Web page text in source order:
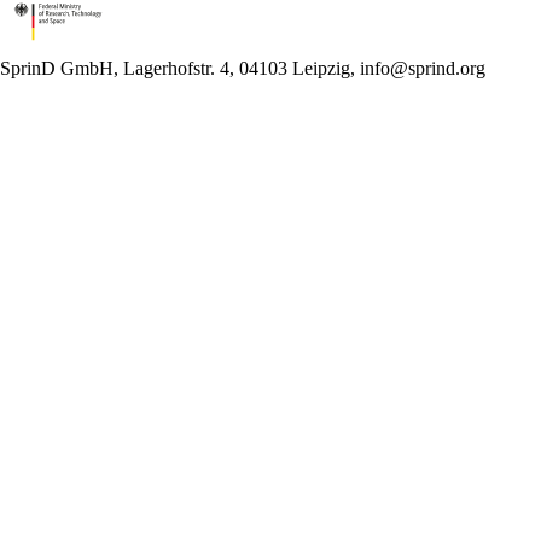
SprinD GmbH, Lagerhofstr. 4, 04103 Leipzig, info@sprind.org